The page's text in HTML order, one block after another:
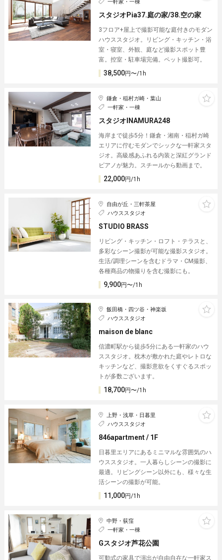
一軒家・一棟
スタジオPia37.庭の家/38.空の家
3フロア+屋上で撮影可能な庭付きのモダン
ハウススタジオ。リビング・キッチン・浴
室・寝室、外観、庭など撮影スポット豊
富。控室・駐車場完備。ペット撮影可。
38,500円〜/1h
鎌倉・稲村ガ崎・葉山
一軒家・一棟
スタジオINAMURA248
海岸まで徒歩5分！鎌倉・湘南・稲村ガ崎
エリアに佇むモダンでシックな一軒家スタ
ジオ。高級感あふれる内装と深紅グランド
ピアノが魅力。スチールから動画まで。
22,000円/1h
自由が丘・三軒茶屋
ハウススタジオ
STUDIO BRASS
リビング・キッチン・ロフト・テラスと、
多彩なシーン撮影が可能な撮影スタジオ。
生活/調理シーンを含むドラマ・CM撮影、
各種商品の物撮りを含む撮影にも。
9,900円〜/1h
飯田橋・四ツ谷・神楽坂
ハウススタジオ
maison de blanc
信濃町駅から徒歩5分にある一軒家のハウ
ススタジオ。枕木が敷かれた庭やレトロな
キッチンなど、撮影意欲をくすぐるスポッ
トが多数ございます。
18,700円〜/1h
上野・浅草・日暮里
ハウススタジオ
846apartment / 1F
日暮里エリアにあるミニマルな雰囲気のハ
ウススタジオ。一人暮らしシーンの撮影に
最適。リビングシーン以外にも、様々な生
活シーンの撮影が可能。
11,000円/1h
中野・荻窪
一軒家・一棟
Gスタジオ芦花公園
可動式の家具で演出が自由自在な一軒家ス